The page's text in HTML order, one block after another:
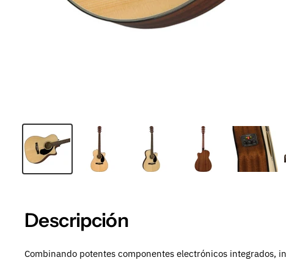
Descripción
Combinando potentes componentes electrónicos integrados,